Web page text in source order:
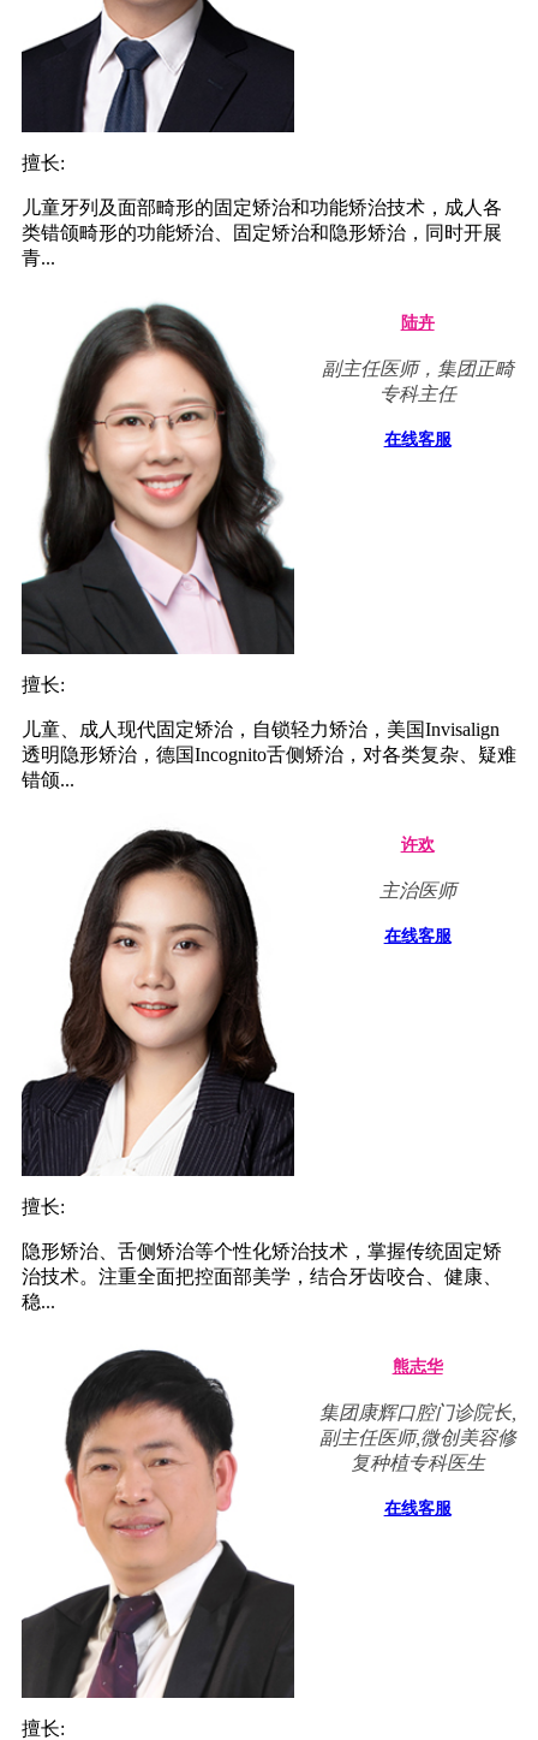
擅长:
儿童牙列及面部畸形的固定矫治和功能矫治技术，成人各
类错颌畸形的功能矫治、固定矫治和隐形矫治，同时开展
青...
陆卉
副主任医师，集团正畸
专科主任
在线客服
擅长:
儿童、成人现代固定矫治，自锁轻力矫治，美国Invisalign
透明隐形矫治，德国Incognito舌侧矫治，对各类复杂、疑难
错颌...
许欢
主治医师
在线客服
擅长:
隐形矫治、舌侧矫治等个性化矫治技术，掌握传统固定矫
治技术。注重全面把控面部美学，结合牙齿咬合、健康、
稳...
熊志华
集团康辉口腔门诊院长,
副主任医师,微创美容修
复种植专科医生
在线客服
擅长: